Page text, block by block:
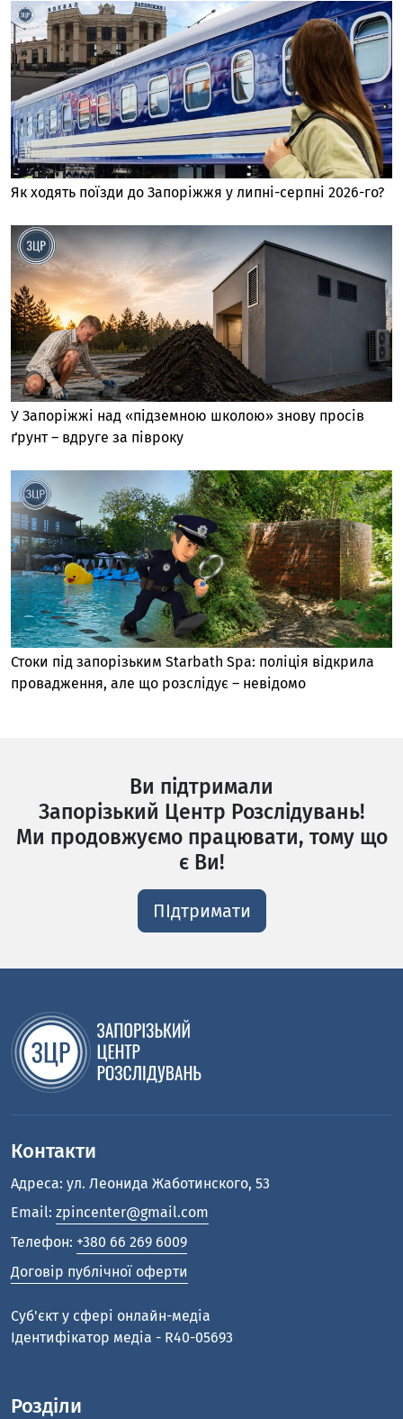
Як ходять поїзди до Запоріжжя у липні-серпні 2026-го?
У Запоріжжі над «підземною школою» знову просів
ґрунт – вдруге за півроку
Стоки під запорізьким Starbath Spa: поліція відкрила
провадження, але що розслідує – невідомо
Ви підтримали
Запорізький Центр Розслідувань!
Ми продовжуємо працювати, тому що
є Ви!
ПІдтримати
Контакти
Адреса: ул. Леонида Жаботинского, 53
Email: zpincenter@gmail.com
Телефон: +380 66 269 6009
Договір публічної оферти
Cуб'єкт у сфері онлайн-медіа
Ідентифікатор медіа - R40-05693
Розділи